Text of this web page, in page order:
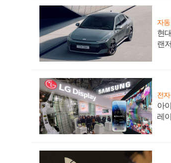
자
현
랜
전
아
레